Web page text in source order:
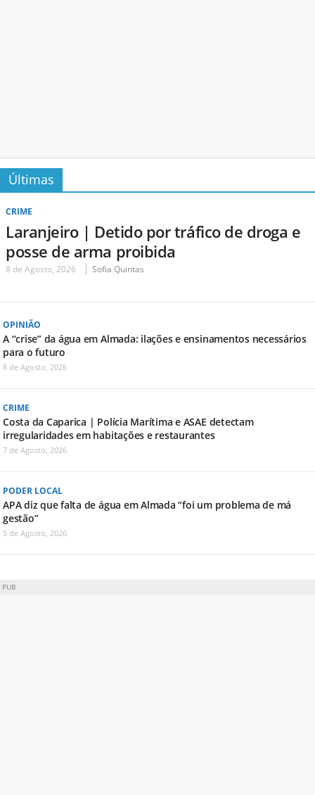
Últimas
CRIME
Laranjeiro | Detido por tráfico de droga e
posse de arma proibida
8 de Agosto, 2026 Sofia Quintas
OPINIÃO
A “crise” da água em Almada: ilações e ensinamentos necessários
para o futuro
8 de Agosto, 2026
CRIME
Costa da Caparica | Polícia Marítima e ASAE detectam
irregularidades em habitações e restaurantes
7 de Agosto, 2026
PODER LOCAL
APA diz que falta de água em Almada “foi um problema de má
gestão”
5 de Agosto, 2026
PUB